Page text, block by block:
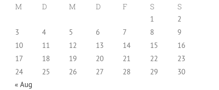
M D M D F S S
1
2
3
4 5 6 7 8
9
10
11 12 13 14 15
16
17
18 19 20 21 22
23
24
25 26 27 28 29
30
« Aug